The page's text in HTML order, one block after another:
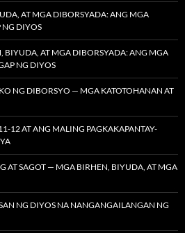
AT MGA DIBORSYADA: ANG MGA
NG DIYOS
BIYUDA, AT MGA DIBORSYADA: ANG MGA
NG DIYOS
NG DIBORSYO — MGA KATOTOHANAN AT
12 AT ANG MALING PAGKAKAPANTAY-
AT SAGOT — MGA BIRHEN, BIYUDA, AT MGA
NG DIYOS NA NANGANGAILANGAN NG